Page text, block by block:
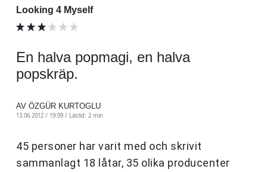
Looking 4 Myself
En halva popmagi, en halva
popskräp.
AV ÖZGÜR KURTOGLU
13.06.2012 / 19:09 / Lästid: 2 min
45 personer har varit med och skrivit
sammanlagt 18 låtar, 35 olika producenter